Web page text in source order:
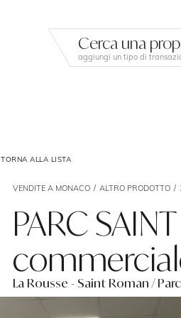
Cerca una
TORNA ALLA LISTA
VENDITE A MONACO ALTRO PRODOTTO
PARC
La Rousse - Saint Roman /